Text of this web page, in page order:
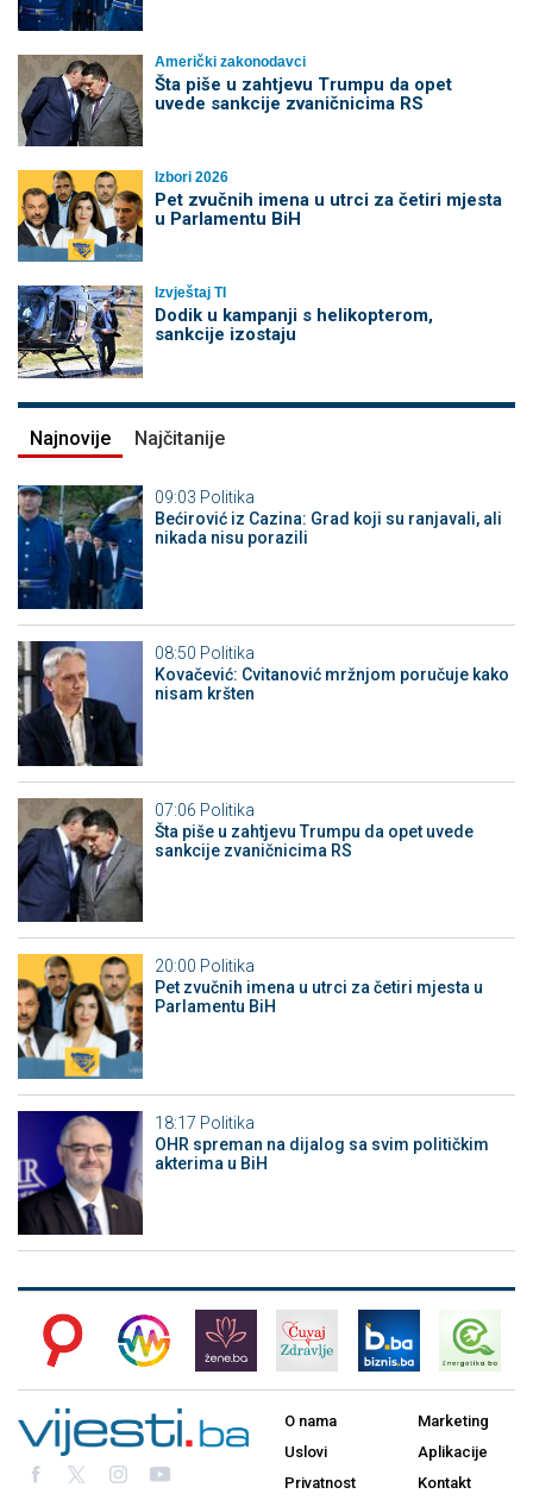
Američki zakonodavci
Šta piše u zahtjevu Trumpu da opet
uvede sankcije zvaničnicima RS
Izbori 2026
Pet zvučnih imena u utrci za četiri mjesta
u Parlamentu BiH
Izvještaj TI
Dodik u kampanji s helikopterom,
sankcije izostaju
Najnovije Najčitanije
09:03 Politika
Bećirović iz Cazina: Grad koji su ranjavali, ali
nikada nisu porazili
08:50 Politika
Kovačević: Cvitanović mržnjom poručuje kako
nisam kršten
07:06 Politika
Šta piše u zahtjevu Trumpu da opet uvede
sankcije zvaničnicima RS
20:00 Politika
Pet zvučnih imena u utrci za četiri mjesta u
Parlamentu BiH
18:17 Politika
OHR spreman na dijalog sa svim političkim
akterima u BiH
O nama
Uslovi
Privatnost
Marketing
Aplikacije
Kontakt